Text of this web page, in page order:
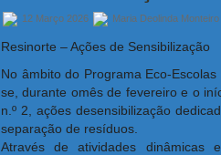
12 Março 2026 Maria Deolinda
Resinorte – Ações de Sensibilização
No âmbito do Programa Eco-
se, durante omês de fevereiro e o
n.º 2, ações desensibilização
separação de resíduos.
Através de atividades dinâmicas